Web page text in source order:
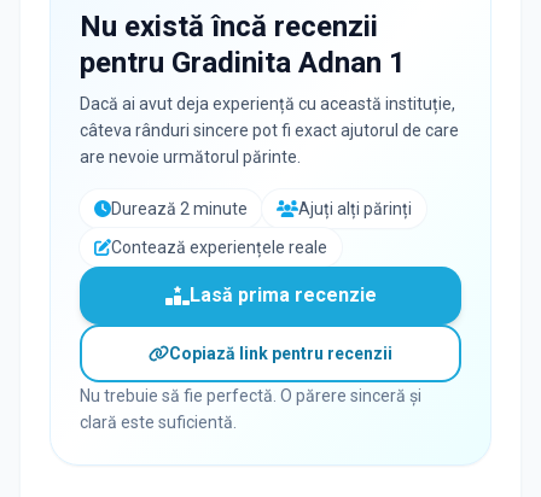
Nu există încă recenzii
pentru Gradinita Adnan 1
Dacă ai avut deja experiență cu această instituție,
câteva rânduri sincere pot fi exact ajutorul de care
are nevoie următorul părinte.
Durează 2 minute
Ajuți alți părinți
Contează experiențele reale
Lasă prima recenzie
Copiază link pentru recenzii
Nu trebuie să fie perfectă. O părere sinceră și
clară este suficientă.